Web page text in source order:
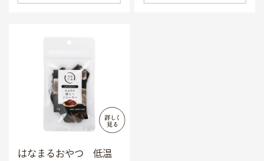
OFFICIAL SNS LINE
Instagram〈dog〉
はなまるおやつ 低温